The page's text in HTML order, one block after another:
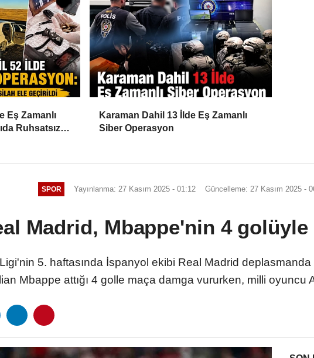
Eş Zamanlı
Ruhsatsız
Karaman Dahil 13 İlde Eş Zamanlı
Siber Operasyon
SPOR Yayınlanma: 27 Kasım 2025 - 01:12 Güncelleme: 27 Kasım 2025 -
Madrid, Mbappe'nin 4 golüyle
5. haftasında İspanyol ekibi Real Madrid deplasmanda
Mbappe attığı 4 golle maça damga vururken, milli oyuncu